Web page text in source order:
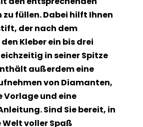
füllen. Dabei hilft Ihnen
der nach dem
Kleber ein bis drei
in seiner Spitze
außerdem eine
von Diamanten,
Vorlage und eine
Sind Sie bereit, in
voller Spaß